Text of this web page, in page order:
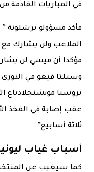
في المباريات القادمة
فأكد مسؤولو
الملاعب ولن يشارك مع ناديه في ال
مؤكدا أن ميسي لن
وسيلتا فيغو في
بروسيا مونشنجلادباغ
عقب إصابة في الفخذ
ثلاثة أسابيع”
أسباب غياب
كما سيغيب عن المنتخب